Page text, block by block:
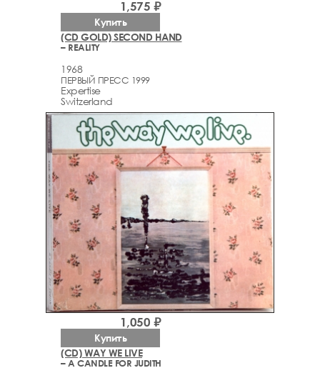
(CD GOLD) SECOND HAND
– REALITY
1968
ПЕРВЫЙ ПРЕСС 1999
Expertise
Switzerland
1,575 ₽
Купить
(CD) WAY WE LIVE
– A CANDLE FOR JUDITH
1,050 ₽
Купить